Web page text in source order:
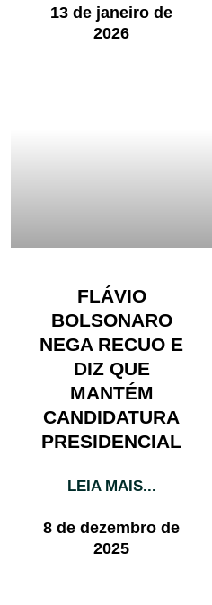
13 de janeiro de
2026
FLÁVIO
BOLSONARO
NEGA RECUO E
DIZ QUE
MANTÉM
CANDIDATURA
PRESIDENCIAL
LEIA MAIS...
8 de dezembro de
2025